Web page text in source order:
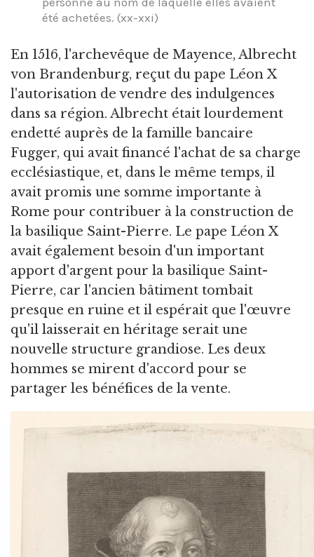
été achetées. (xx-xxi)
En 1516, l'archevêque de Mayence, Albrecht
von Brandenburg, reçut du pape Léon X
l'autorisation de vendre des indulgences
dans sa région. Albrecht était lourdement
endetté auprès de la famille bancaire
Fugger, qui avait financé l'achat de sa charge
ecclésiastique, et, dans le même temps, il
avait promis une somme importante à
Rome pour contribuer à la construction de
la basilique Saint-Pierre. Le pape Léon X
avait également besoin d'un important
apport d'argent pour la basilique Saint-
Pierre, car l'ancien bâtiment tombait
presque en ruine et il espérait que l'œuvre
qu'il laisserait en héritage serait une
nouvelle structure grandiose. Les deux
hommes se mirent d'accord pour se
partager les bénéfices de la vente.